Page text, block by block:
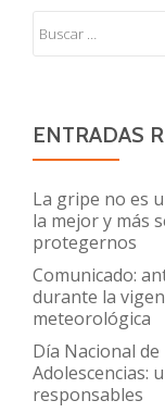
ENTRADAS
La gripe no es
la mejor y más
protegernos
Comunicado:
durante la
meteorológica
Día Nacional
Adolescencias:
responsables